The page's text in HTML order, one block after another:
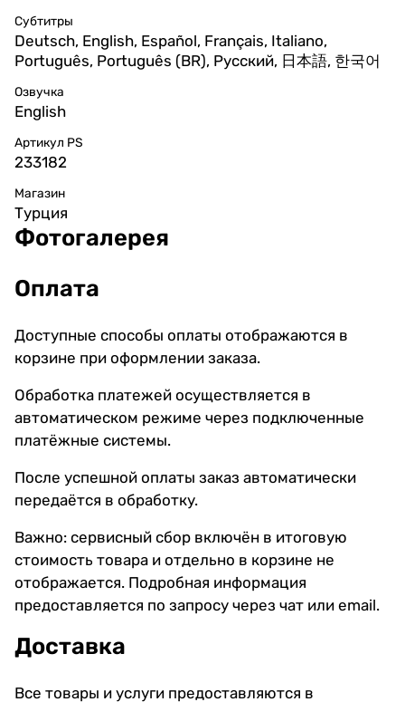
Субтитры
Deutsch, English, Español, Français, Italiano,
Português, Português (BR), Русский, 日本語, 한국어
Озвучка
English
Артикул PS
233182
Магазин
Турция
Фотогалерея
Оплата
Доступные способы оплаты отображаются в
корзине при оформлении заказа.
Обработка платежей осуществляется в
автоматическом режиме через подключенные
платёжные системы.
После успешной оплаты заказ автоматически
передаётся в обработку.
Важно: сервисный сбор включён в итоговую
стоимость товара и отдельно в корзине не
отображается. Подробная информация
предоставляется по запросу через чат или email.
Доставка
Все товары и услуги предоставляются в